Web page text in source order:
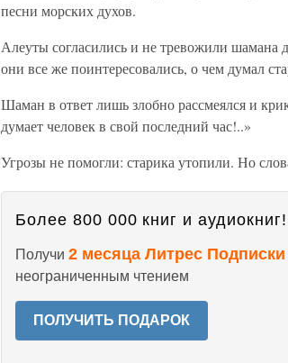
песни морских духов.
Алеуты согласились и не тревожили шамана
они все же поинтересовались, о чем думал
Шаман в ответ лишь злобно рассмеялся и
думает человек в свой последний час!..»
Угрозы не помогли: старика утопили. Но
Более 800 000 книг и
Получи 2 месяца Литрес
неограниченным чтением
ПОЛУЧИТЬ ПОДАРОК